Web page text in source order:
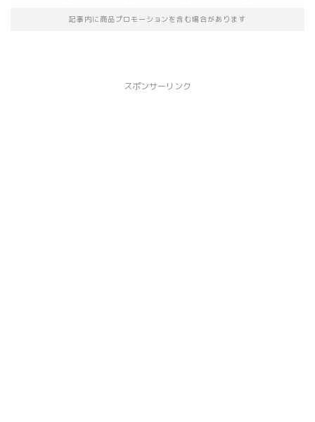
記事内に商品プロモーションを含む場合があります
スポンサーリンク